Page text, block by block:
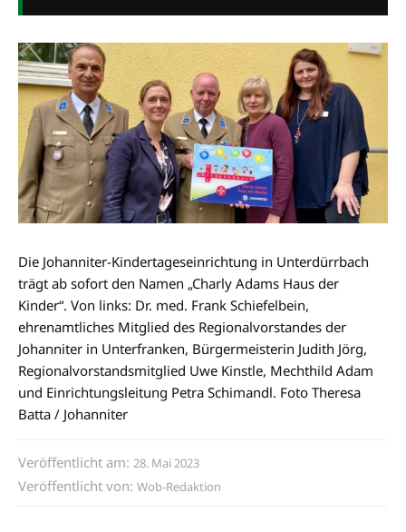
Die Johanniter-Kindertageseinrichtung in Unterdürrbach
trägt ab sofort den Namen „Charly Adams Haus der
Kinder“. Von links: Dr. med. Frank Schiefelbein,
ehrenamtliches Mitglied des Regionalvorstandes der
Johanniter in Unterfranken, Bürgermeisterin Judith Jörg,
Regionalvorstandsmitglied Uwe Kinstle, Mechthild Adam
und Einrichtungsleitung Petra Schimandl. Foto Theresa
Batta / Johanniter
Veröffentlicht am: 28. Mai 2023
Veröffentlicht von: Wob-Redaktion